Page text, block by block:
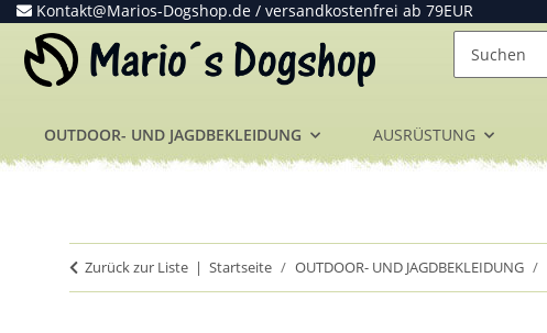
Kontakt@Marios-Dogshop.de / versandkostenfrei ab 79EUR
OUTDOOR- UND JAGDBEKLEIDUNG AUSRÜSTUNG
Zurück zur Liste Startseite OUTDOOR- UND JAGDBEKLEIDUNG